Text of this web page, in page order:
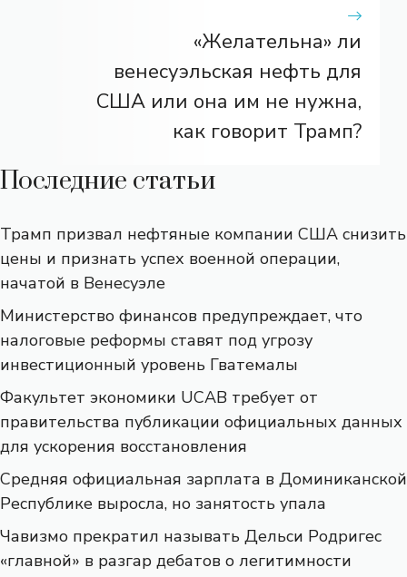
«Желательна» ли
венесуэльская нефть для
США или она им не нужна,
как говорит Трамп?
Последние статьи
Трамп призвал нефтяные компании США снизить
цены и признать успех военной операции,
начатой ​​в Венесуэле
Министерство финансов предупреждает, что
налоговые реформы ставят под угрозу
инвестиционный уровень Гватемалы
Факультет экономики UCAB требует от
правительства публикации официальных данных
для ускорения восстановления
Средняя официальная зарплата в Доминиканской
Республике выросла, но занятость упала
Чавизмо прекратил называть Дельси Родригес
«главной» в разгар дебатов о легитимности